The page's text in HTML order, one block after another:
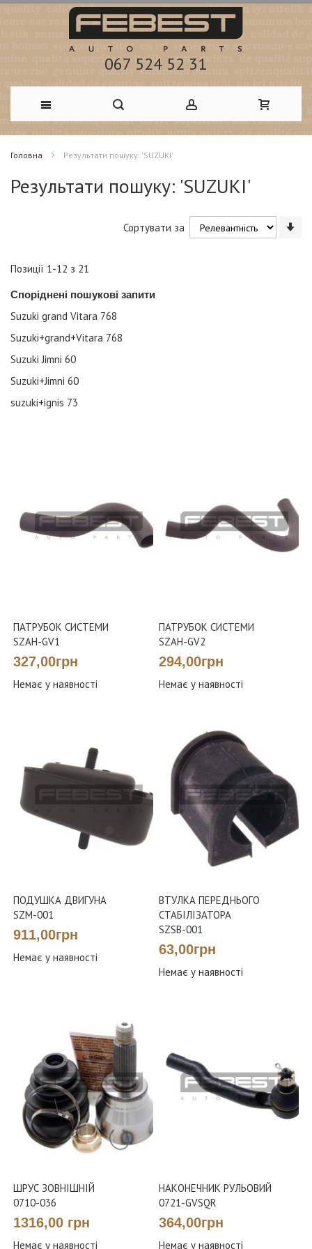
067 524 52 31
Skip
to
Content
Головна Результати пошуку: 'SUZUKI'
Результати пошуку: 'SUZUKI'
Позиції 1-12 з 21
Сортувати за
Споріднені пошукові запити
Suzuki grand Vitara 768
Suzuki+grand+Vitara 768
Suzuki Jimni 60
Suzuki+Jimni 60
suzuki+ignis 73
ПАТРУБОК СИСТЕМИ
SZAH-GV1
327,00грн
Немає у наявності
ПАТРУБОК СИСТЕМИ
SZAH-GV2
294,00грн
Немає у наявності
ПОДУШКА ДВИГУНА
SZM-001
911,00грн
Немає у наявності
ВТУЛКА ПЕРЕДНЬОГО
СТАБІЛІЗАТОРА
SZSB-001
63,00грн
Немає у наявності
ШРУС ЗОВНІШНІЙ
0710-036
1316,00 грн
Немає у наявності
НАКОНЕЧНИК РУЛЬОВИЙ
0721-GVSQR
364,00грн
Немає у наявності